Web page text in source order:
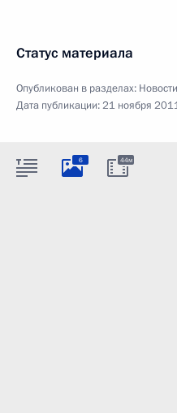
Статус материала
Опубликован в разделах: Новости
Дата публикации:21 ноября
6 44м